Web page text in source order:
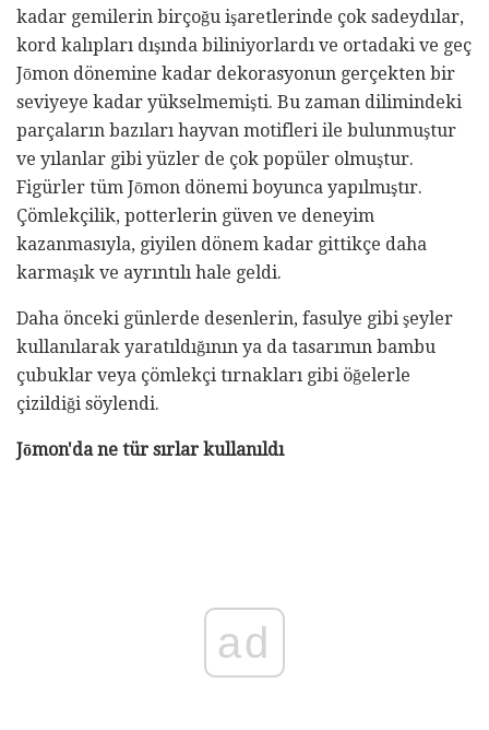
kadar gemilerin birçoğu işaretlerinde çok sadeydılar,
kord kalıpları dışında biliniyorlardı ve ortadaki ve geç
Jōmon dönemine kadar dekorasyonun gerçekten bir
seviyeye kadar yükselmemişti. Bu zaman dilimindeki
parçaların bazıları hayvan motifleri ile bulunmuştur
ve yılanlar gibi yüzler de çok popüler olmuştur.
Figürler tüm Jōmon dönemi boyunca yapılmıştır.
Çömlekçilik, potterlerin güven ve deneyim
kazanmasıyla, giyilen dönem kadar gittikçe daha
karmaşık ve ayrıntılı hale geldi.
Daha önceki günlerde desenlerin, fasulye gibi şeyler
kullanılarak yaratıldığının ya da tasarımın bambu
çubuklar veya çömlekçi tırnakları gibi öğelerle
çizildiği söylendi.
Jōmon'da ne tür sırlar kullanıldı
ad